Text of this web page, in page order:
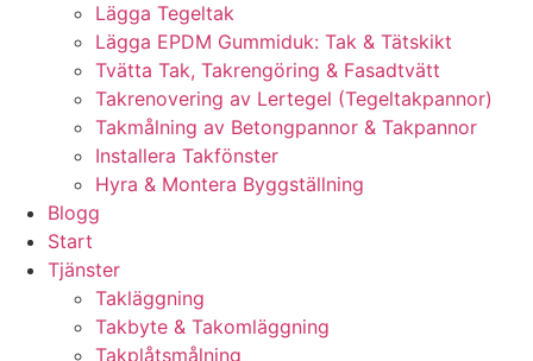
Lägga Tegeltak
Lägga EPDM Gummiduk: Tak & Tätskikt
Tvätta Tak, Takrengöring & Fasadtvätt
Takrenovering av Lertegel (Tegeltakpannor)
Takmålning av Betongpannor & Takpannor
Installera Takfönster
Hyra & Montera Byggställning
Blogg
Start
Tjänster
Takläggning
Takbyte & Takomläggning
Takplåtsmålning